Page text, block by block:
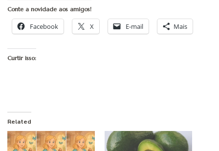
Conte a novidade aos amigos!
Facebook X E-mail Mais
Curtir isso:
Related